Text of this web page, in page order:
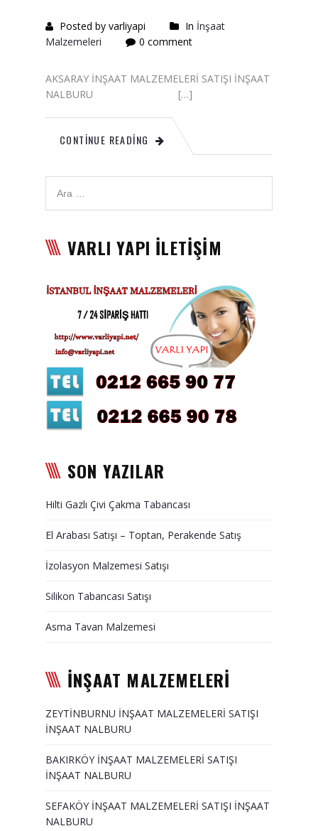
Alçı Yapıştırma Malzemesi
Satışı
İzolasyon Malzemesi Satışı
Satışı
Tavan Boyası
Betopan Malzemesi Satışı
Asma Tavan Malzemesi
Satışı
Asma Tavan Karolam
Malzeme Satışı
Sandviç Panel Malzemesi
Satışı
Asma Tavan Malzemesi
BİZE ULAŞIN
Posted by varliyapi In İnşaat
Malzemeleri
0 comment
AKSARAY İNŞAAT MALZEMELERİ SATIŞI İNŞAAT
NALBURU […]
CONTINUE READING
VARLI YAPI İLETİŞİM
SON YAZILAR
Hilti Gazlı Çivi Çakma Tabancası
El Arabası Satışı – Toptan, Perakende Satış
İzolasyon Malzemesi Satışı
Silikon Tabancası Satışı
Asma Tavan Malzemesi
İNŞAAT MALZEMELERİ
ZEYTİNBURNU İNŞAAT MALZEMELERİ SATIŞI
İNŞAAT NALBURU
BAKIRKÖY İNŞAAT MALZEMELERİ SATIŞI
İNŞAAT NALBURU
SEFAKÖY İNŞAAT MALZEMELERİ SATIŞI İNŞAAT
NALBURU